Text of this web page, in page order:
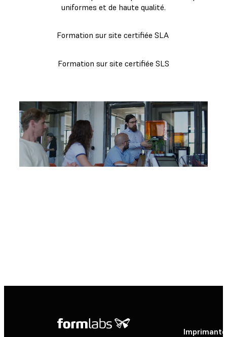
uniformes et de haute qualité.
Formation sur site certifiée SLA
Formation sur site certifiée SLS